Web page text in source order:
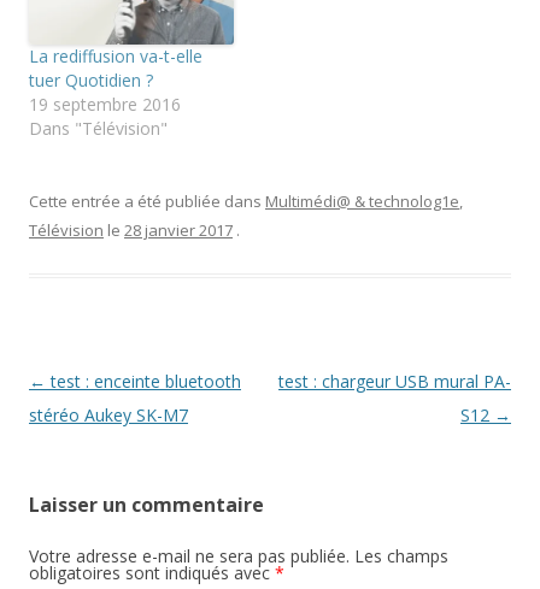
u
v
e
l
l
e
t
r
e
u
v
r
e
d
a
n
s
u
u
v
e
r
e
o
u
r
e
n
o
u
v
t
r
La rediffusion va-t-elle
tuer Quotidien ?
19 septembre 2016
Dans "Télévision"
Cette entrée a été publiée dans Multimédi@ & technolog1e,
Télévision le 28 janvier 2017 .
Navigation
des
← test : enceinte bluetooth
stéréo Aukey SK-M7
test : chargeur USB mural PA-
S12 →
Laisser un commentaire
Votre adresse e-mail ne sera pas publiée. Les champs
obligatoires sont indiqués avec *